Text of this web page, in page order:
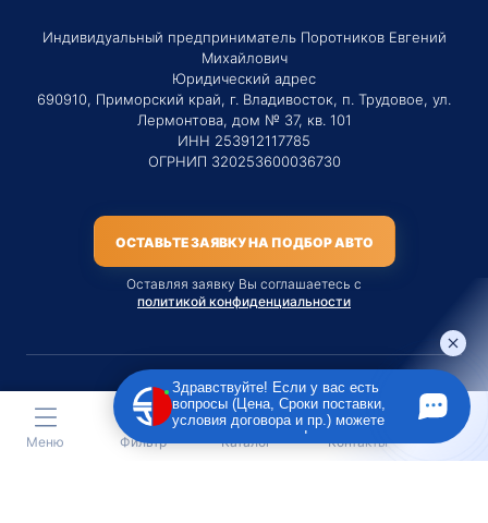
Индивидуальный предприниматель Поротников Евгений
Михайлович
Юридический адрес
690910, Приморский край, г. Владивосток, п. Трудовое, ул.
Лермонтова, дом № 37, кв. 101
ИНН 253912117785
ОГРНИП 320253600036730
ОСТАВЬТЕ ЗАЯВКУ НА ПОДБОР АВТО
Оставляя заявку Вы соглашаетесь с
политикой конфиденциальности
Материалы данного сайта являются публичной офертой
только на услугу сопровождения Агентом приобретения
транспортного средства Клиентом.
Меню Фильтр Каталог Контакты
Здравствуйте! Если у вас есть
вопросы (Цена, Сроки поставки,
условия договора и пр.) можете
задать их мне в чат!